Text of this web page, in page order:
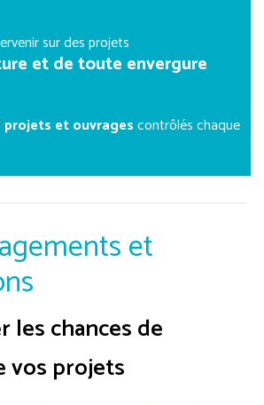
sur des projets
et de toute envergure
projets et ouvragescontrôlés chaque
et
les chances de
vos projets